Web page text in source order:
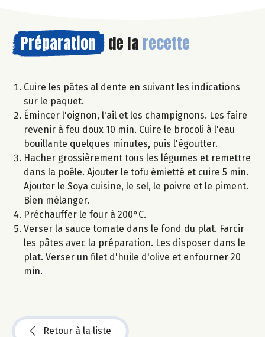
Préparation de la recette
Cuire les pâtes al dente en suivant les indications
sur le paquet.
Émincer l'oignon, l'ail et les champignons. Les faire
revenir à feu doux 10 min. Cuire le brocoli à l'eau
bouillante quelques minutes, puis l'égoutter.
Hacher grossièrement tous les légumes et remettre
dans la poêle. Ajouter le tofu émietté et cuire 5 min.
Ajouter le Soya cuisine, le sel, le poivre et le piment.
Bien mélanger.
Préchauffer le four à 200°C.
Verser la sauce tomate dans le fond du plat. Farcir
les pâtes avec la préparation. Les disposer dans le
plat. Verser un filet d'huile d'olive et enfourner 20
min.
Retour à la liste